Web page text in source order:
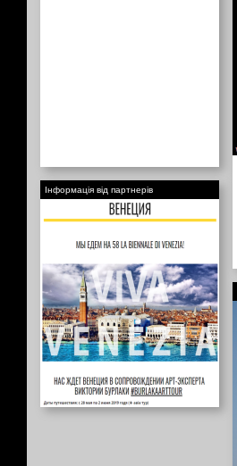
Інформація від партнерів